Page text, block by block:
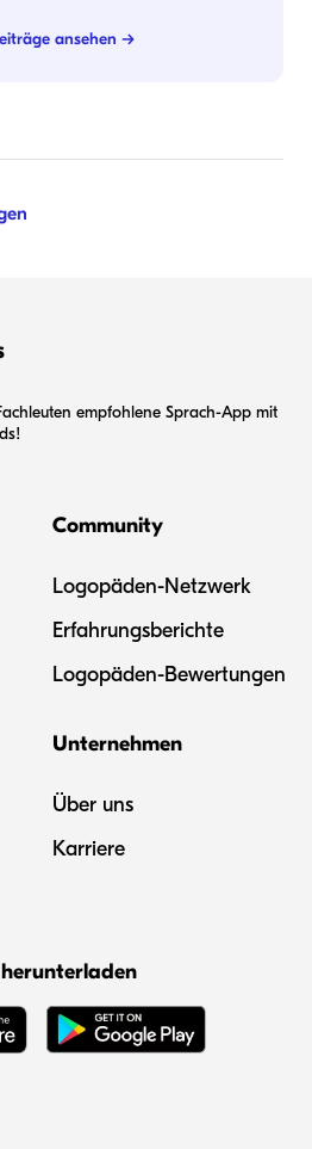
ansehen →
empfohlene Sprach-App mit
Community
Logopäden-Netzwerk
Erfahrungsberichte
Logopäden-Bewertungen
Unternehmen
Über uns
Karriere